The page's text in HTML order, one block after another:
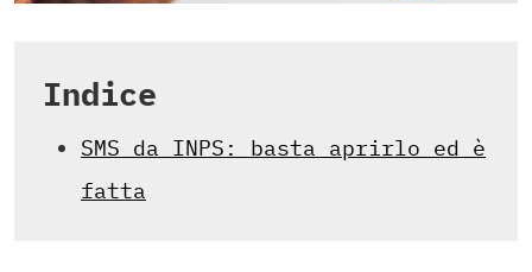
Indice
SMS da INPS: basta aprirlo ed è
fatta